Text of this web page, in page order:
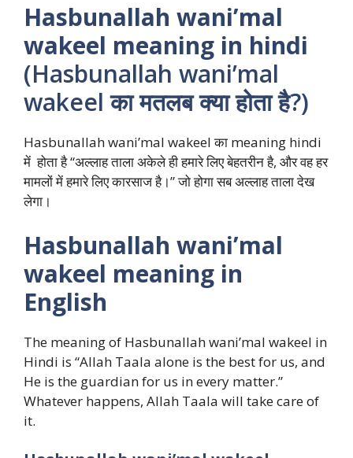
Hasbunallah wani’mal
wakeel meaning in hindi
(Hasbunallah wani’mal
wakeel का मतलब क्या होता है?)
Hasbunallah wani’mal wakeel का meaning hindi
में होता है “अल्लाह ताला अकेले ही हमारे लिए बेहतरीन है, और वह हर
मामलों में हमारे लिए कारसाज है।” जो होगा सब अल्लाह ताला देख
लेगा।
Hasbunallah wani’mal
wakeel meaning in
English
The meaning of Hasbunallah wani’mal wakeel in
Hindi is “Allah Taala alone is the best for us, and
He is the guardian for us in every matter.”
Whatever happens, Allah Taala will take care of
it.